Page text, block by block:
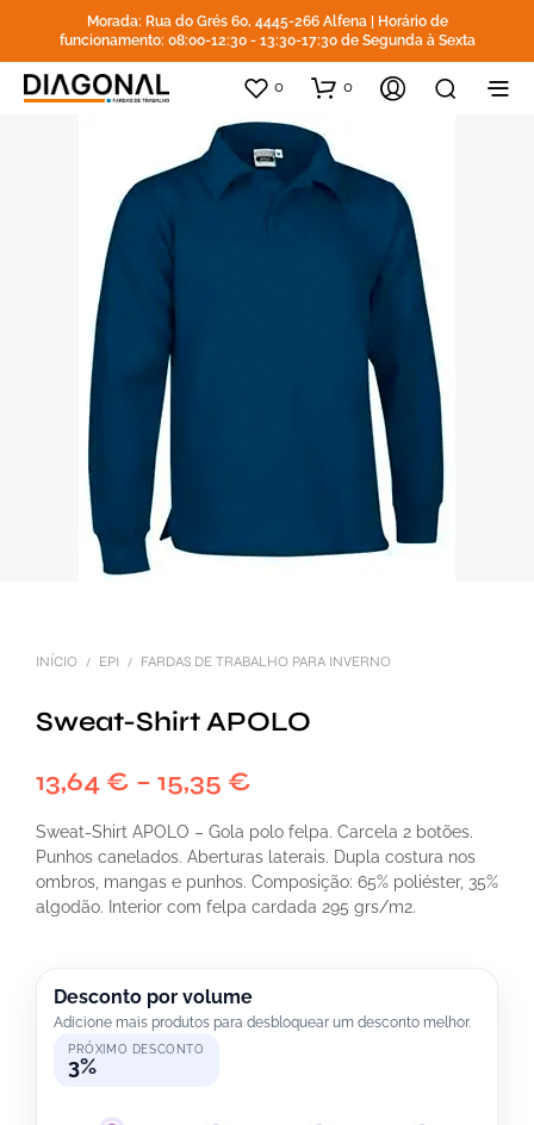
Morada: Rua do Grés 60, 4445-266 Alfena | Horário de
funcionamento: 08:00-12:30 - 13:30-17:30 de Segunda à Sexta
0 0
INÍCIO / EPI / FARDAS DE TRABALHO PARA INVERNO
Sweat-Shirt APOLO
13,64€ – 15,35 €
Sweat-Shirt APOLO – Gola polo felpa. Carcela 2 botões.
Punhos canelados. Aberturas laterais. Dupla costura nos
ombros, mangas e punhos. Composição: 65% poliéster, 35%
algodão. Interior com felpa cardada 295 grs/m2.
Desconto por volume
Adicione mais produtos para desbloquear um desconto melhor.
PRÓXIMO DESCONTO
3%